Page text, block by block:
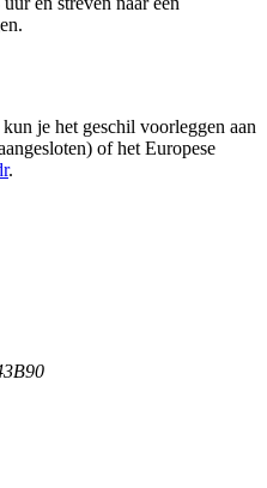
je het geschil voorleggen aan
of het Europese
.